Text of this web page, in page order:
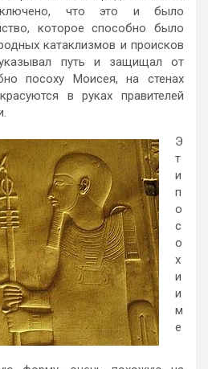
что это и было
которое способно было
катаклизмов и происков
путь и защищал от
посоху Моисея, на стенах
в руках правителей
Э
т
и
п
о
с
о
х
и
и
м
е